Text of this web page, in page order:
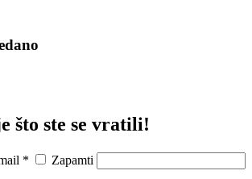
što ste se vratili!
* Zapamti